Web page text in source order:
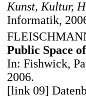
Kunst, Kultur,
Informatik,
Public Space
In: Fishwick,
2006.
[link 09]